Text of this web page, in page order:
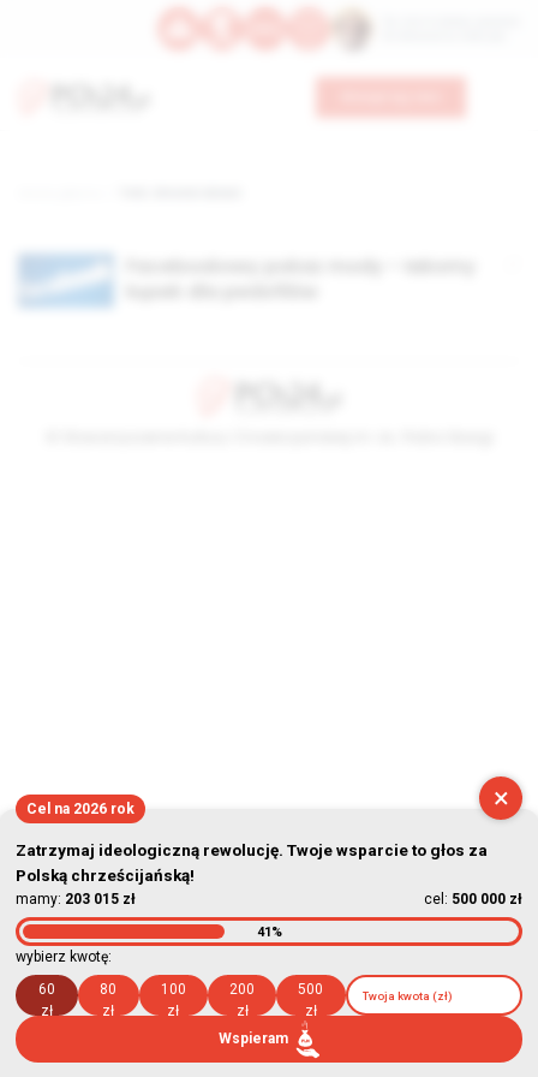
×
Cel na 2026 rok
Zatrzymaj ideologiczną rewolucję. Twoje wsparcie to głos za
Polską chrześcijańską!
mamy: 203 015 zł cel: 500 000 zł
41%
wybierz kwotę:
60
zł
80
zł
100
zł
200
zł
500
zł
Wspieram